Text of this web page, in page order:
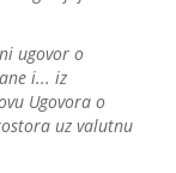
ugovor o
i... iz
Ugovora o
uz valutnu